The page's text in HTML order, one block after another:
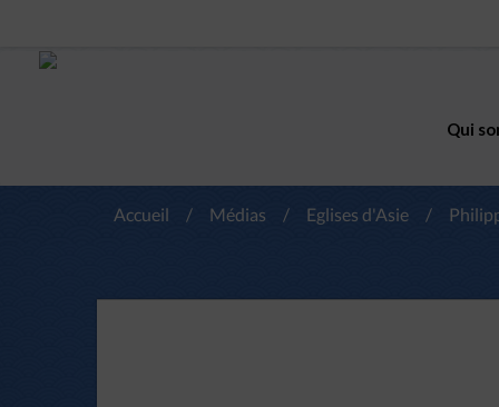
Qui
Accueil / Médias / Eglises d'Asie /